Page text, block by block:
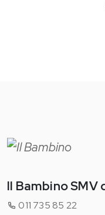
Il Bambino SMV
011 735 85 22